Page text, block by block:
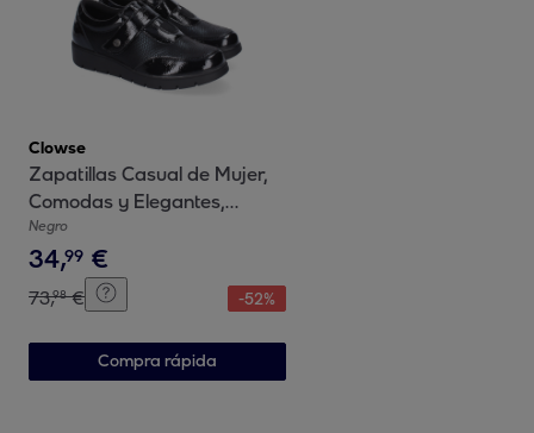
Clowse
Zapatillas Casual de Mujer,
Comodas y Elegantes,
Diseño Moderno
Negro
34,99 €
73,98 € -52%
Compra rápida